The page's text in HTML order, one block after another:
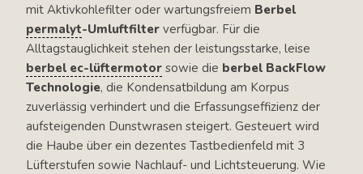
mit Aktivkohlefilter oder wartungsfreiem Berbel
permalyt-Umluftfilter verfügbar. Für die
Alltagstauglichkeit stehen der leistungsstarke, leise
berbel ec-lüftermotor sowie die berbel BackFlow
Technologie, die Kondensatbildung am Korpus
zuverlässig verhindert und die Erfassungseffizienz der
aufsteigenden Dunstwrasen steigert. Gesteuert wird
die Haube über ein dezentes Tastbedienfeld mit 3
Lüfterstufen sowie Nachlauf- und Lichtsteuerung. Wie